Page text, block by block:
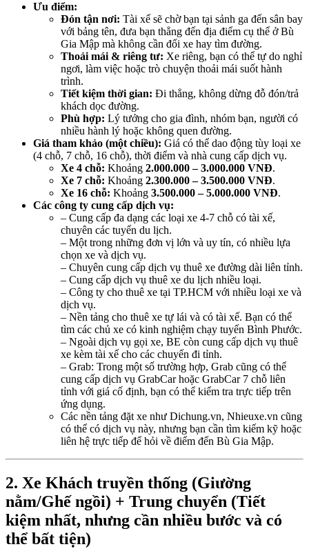
Ưu điểm:
Đón tận nơi: Tài xế sẽ chờ bạn tại sảnh ga đến sân bay
với bảng tên, đưa bạn thẳng đến địa điểm cụ thể ở Bù
Gia Mập mà không cần đổi xe hay tìm đường.
Thoải mái & riêng tư: Xe riêng, bạn có thể tự do nghỉ
ngơi, làm việc hoặc trò chuyện thoải mái suốt hành
trình.
Tiết kiệm thời gian: Đi thẳng, không dừng đỗ đón/trả
khách dọc đường.
Phù hợp: Lý tưởng cho gia đình, nhóm bạn, người có
nhiều hành lý hoặc không quen đường.
Giá tham khảo (một chiều): Giá có thể dao động tùy loại xe
(4 chỗ, 7 chỗ, 16 chỗ), thời điểm và nhà cung cấp dịch vụ.
Xe 4 chỗ: Khoảng 2.000.000 – 3.000.000 VNĐ.
Xe 7 chỗ: Khoảng 2.300.000 – 3.500.000 VNĐ.
Xe 16 chỗ: Khoảng 3.500.000 – 5.000.000 VNĐ.
Các công ty cung cấp dịch vụ:
– Cung cấp đa dạng các loại xe 4-7 chỗ có tài xế,
chuyên các tuyến du lịch.
– Một trong những đơn vị lớn và uy tín, có nhiều lựa
chọn xe và dịch vụ.
– Chuyên cung cấp dịch vụ thuê xe đường dài liên tỉnh.
– Cung cấp dịch vụ thuê xe du lịch nhiều loại.
– Công ty cho thuê xe tại TP.HCM với nhiều loại xe và
dịch vụ.
– Nền tảng cho thuê xe tự lái và có tài xế. Bạn có thể
tìm các chủ xe có kinh nghiệm chạy tuyến Bình Phước.
– Ngoài dịch vụ gọi xe, BE còn cung cấp dịch vụ thuê
xe kèm tài xế cho các chuyến đi tỉnh.
– Grab: Trong một số trường hợp, Grab cũng có thể
cung cấp dịch vụ GrabCar hoặc GrabCar 7 chỗ liên
tỉnh với giá cố định, bạn có thể kiểm tra trực tiếp trên
ứng dụng.
Các nền tảng đặt xe như Dichung.vn, Nhieuxe.vn cũng
có thể có dịch vụ này, nhưng bạn cần tìm kiếm kỹ hoặc
liên hệ trực tiếp để hỏi về điểm đến Bù Gia Mập.
2. Xe Khách truyền thống (Giường
nằm/Ghế ngồi) + Trung chuyển (Tiết
kiệm nhất, nhưng cần nhiều bước và có
thể bất tiện)